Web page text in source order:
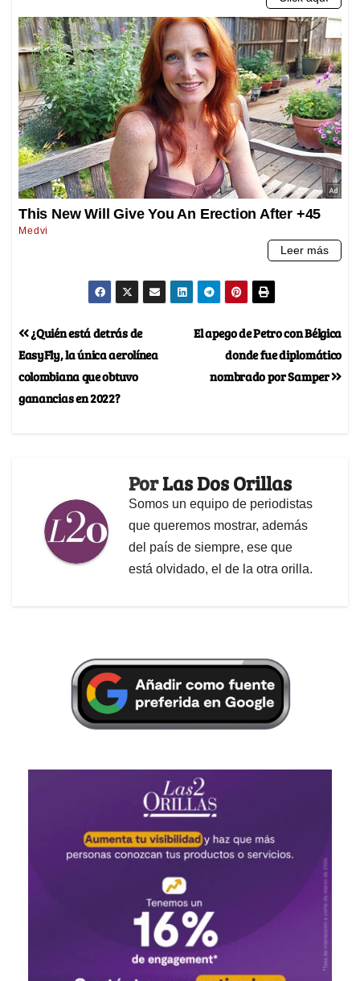
El apego de Petro con Bélgica
donde fue diplomático
nombrado por Samper
¿Quién está detrás de
EasyFly, la única aerolínea
colombiana que obtuvo
ganancias en 2022?
PorLas Dos Orillas
Somos un equipo de periodistas
que queremos mostrar, además
del país de siempre, ese que
está olvidado, el de la otra orilla.